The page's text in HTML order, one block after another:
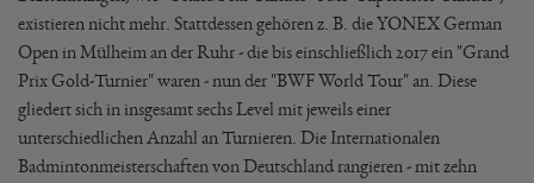
existieren nicht mehr. Stattdessen gehören z. B. die YONEX German
Open in Mülheim an der Ruhr - die bis einschließlich 2017 ein "Grand
Prix Gold-Turnier" waren - nun der "BWF World Tour" an. Diese
gliedert sich in insgesamt sechs Level mit jeweils einer
unterschiedlichen Anzahl an Turnieren. Die Internationalen
Badmintonmeisterschaften von Deutschland rangieren - mit zehn